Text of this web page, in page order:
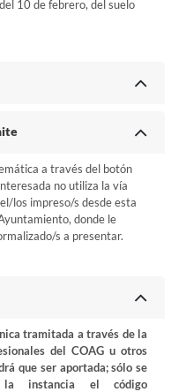
10 de febrero, del suelo
a través del botón
no utiliza la vía
los impreso/s desde esta
donde le
s a presentar.
tramitada a través de la
del COAG u otros
que ser aportada; sólo se
instancia el código